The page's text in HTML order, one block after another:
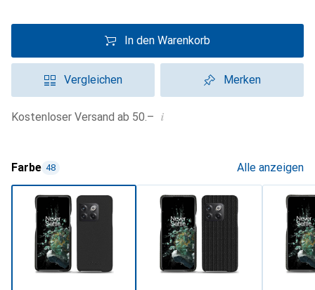
In den Warenkorb
Vergleichen Merken
Kostenloser Versand ab 50.– i
Farbe 48 Alle anzeigen